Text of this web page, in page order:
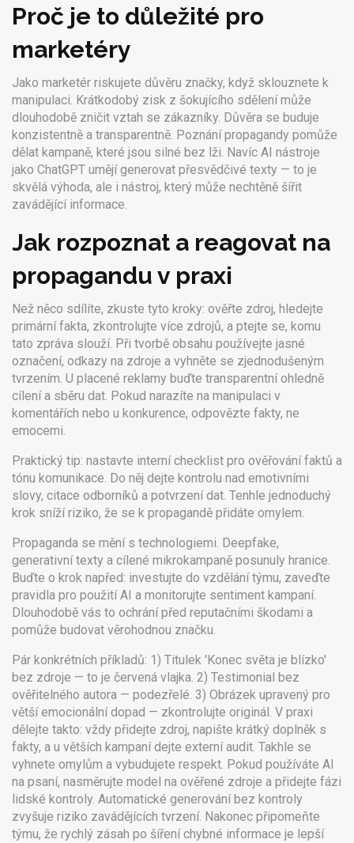
Proč je to důležité pro
marketéry
Jako marketér riskujete důvěru značky, když sklouznete k
manipulaci. Krátkodobý zisk z šokujícího sdělení může
dlouhodobě zničit vztah se zákazníky. Důvěra se buduje
konzistentně a transparentně. Poznání propagandy pomůže
dělat kampaně, které jsou silné bez lži. Navíc AI nástroje
jako ChatGPT umějí generovat přesvědčivé texty — to je
skvělá výhoda, ale i nástroj, který může nechtěně šířit
zavádějící informace.
Jak rozpoznat a reagovat na
propagandu v praxi
Než něco sdílíte, zkuste tyto kroky: ověřte zdroj, hledejte
primární fakta, zkontrolujte více zdrojů, a ptejte se, komu
tato zpráva slouží. Při tvorbě obsahu používejte jasné
označení, odkazy na zdroje a vyhněte se zjednodušeným
tvrzením. U placené reklamy buďte transparentní ohledně
cílení a sběru dat. Pokud narazíte na manipulaci v
komentářích nebo u konkurence, odpovězte fakty, ne
emocemi.
Praktický tip: nastavte interní checklist pro ověřování faktů a
tónu komunikace. Do něj dejte kontrolu nad emotivními
slovy, citace odborníků a potvrzení dat. Tenhle jednoduchý
krok sníží riziko, že se k propagandě přidáte omylem.
Propaganda se mění s technologiemi. Deepfake,
generativní texty a cílené mikrokampaně posunuly hranice.
Buďte o krok napřed: investujte do vzdělání týmu, zaveďte
pravidla pro použití AI a monitorujte sentiment kampaní.
Dlouhodobě vás to ochrání před reputačními škodami a
pomůže budovat věrohodnou značku.
Pár konkrétních příkladů: 1) Titulek 'Konec světa je blízko'
bez zdroje — to je červená vlajka. 2) Testimonial bez
ověřitelného autora — podezřelé. 3) Obrázek upravený pro
větší emocionální dopad — zkontrolujte originál. V praxi
dělejte takto: vždy přidejte zdroj, napište krátký doplněk s
fakty, a u větších kampaní dejte externí audit. Takhle se
vyhnete omylům a vybudujete respekt. Pokud používáte AI
na psaní, nasměrujte model na ověřené zdroje a přidejte fázi
lidské kontroly. Automatické generování bez kontroly
zvyšuje riziko zavádějících tvrzení. Nakonec připomeňte
týmu, že rychlý zásah po šíření chybné informace je lepší